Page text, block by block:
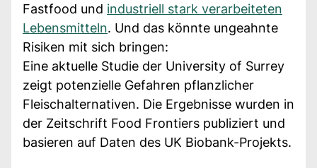
Fastfood und industriell stark verarbeiteten
Lebensmitteln. Und das könnte ungeahnte
Risiken mit sich bringen:
Eine aktuelle Studie der University of Surrey
zeigt potenzielle Gefahren pflanzlicher
Fleischalternativen. Die Ergebnisse wurden in
der Zeitschrift Food Frontiers publiziert und
basieren auf Daten des UK Biobank-Projekts.